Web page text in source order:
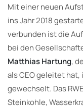
Mit einer neuen
ins Jahr 2018
verbunden ist die
bei den
Matthias Hartung,
als CEO geleitet
gewechselt. Das
Steinkohle,